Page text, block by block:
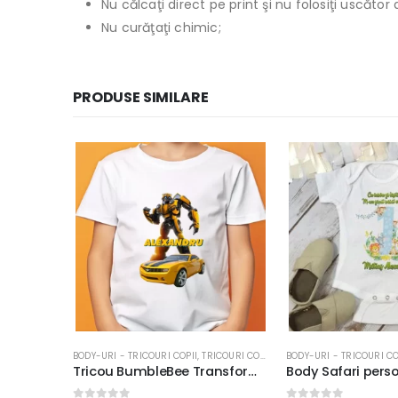
Nu călcaţi direct pe print şi nu folosiţi uscător
Nu curăţaţi chimic;
PRODUSE SIMILARE
BODY-URI - TRICOURI COPII,CADOURI COPII
Body Safari personalizat cu mesaj pentru aniversări, tăiere de moţ, bumbac 100%, culoare alb
TRICOURI COPII